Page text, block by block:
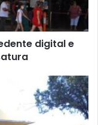
digital e